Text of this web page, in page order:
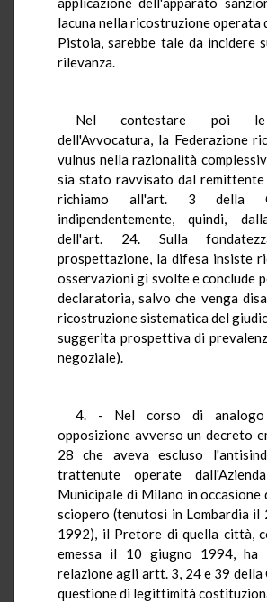
lacuna nella ricostruzione operata
Pistoia, sarebbe tale da incidere
rilevanza.
Nel contestare poi le
dell'Avvocatura, la Federazione
vulnus nella razionalità
sia stato ravvisato dal
richiamo all'art. 3 della
indipendentemente, quindi,
dell'art. 24. Sulla
prospettazione, la difesa insiste
osservazioni gi svolte e conclude
declaratoria, salvo che venga
ricostruzione sistematica del
suggerita prospettiva di
negoziale).
4. - Nel corso di
opposizione avverso un decreto
28 che aveva escluso
trattenute operate
Municipale di Milano in occasione
sciopero (tenutosi in Lombardia il
1992), il Pretore di quella città,
emessa il 10 giugno 1994, ha
relazione agli artt. 3, 24 e 39 della
questione di legittimità